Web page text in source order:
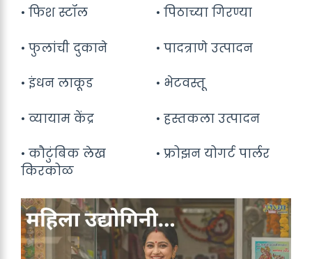
• फिश स्टॉल • पिठाच्या गिरण्या
• फुलांची दुकाने • पादत्राणे उत्पादन
• इंधन लाकूड • भेटवस्तू
• व्यायाम केंद्र • हस्तकला उत्पादन
• कौटुंबिक लेख
किरकोळ
• फ्रोझन योगर्ट पार्लर